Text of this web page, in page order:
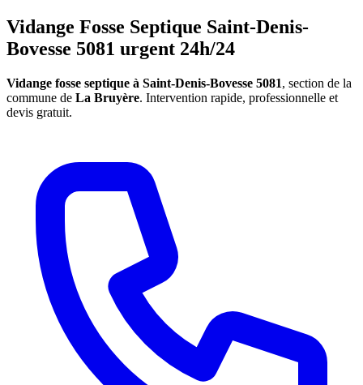
Vidange Fosse Septique Saint-Denis-
Bovesse 5081 urgent 24h/24
Vidange fosse septique à Saint-Denis-Bovesse 5081, section de la
commune de La Bruyère. Intervention rapide, professionnelle et
devis gratuit.